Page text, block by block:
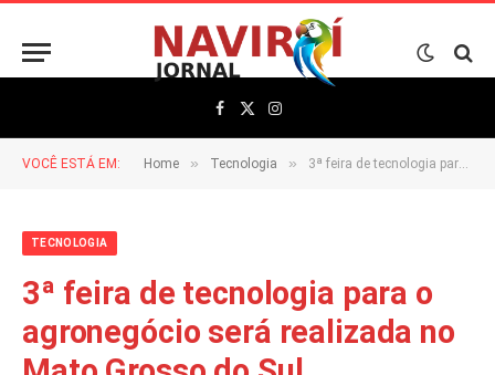
Facebook
X
(Twitter)
Instagram
VOCÊ ESTÁ EM: Home » Tecnologia » 3ª feira de tecnologia para o agronegócio será realizada no Mato Grosso do Sul
TECNOLOGIA
3ª feira de tecnologia para o
agronegócio será realizada no